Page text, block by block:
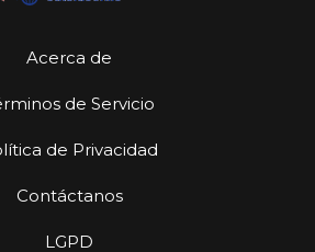
Acerca de
de Servicio
de Privacidad
Contáctanos
LGPD